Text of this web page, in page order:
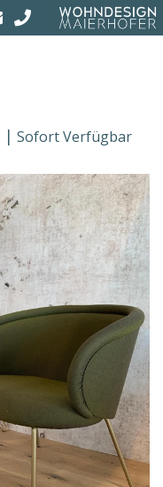
Sofort Verfügbar